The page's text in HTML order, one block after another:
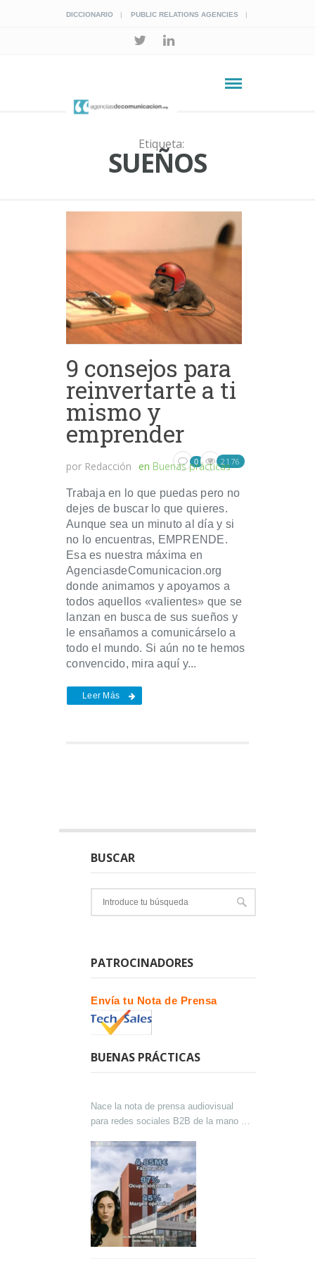
DICCIONARIO PUBLIC RELATIONS AGENCIES
Etiqueta:
SUEÑOS
9 consejos para
reinvertarte a ti
mismo y
emprender
por Redacción en Buenas prácticas
0 2176
Trabaja en lo que puedas pero no
dejes de buscar lo que quieres.
Aunque sea un minuto al día y si
no lo encuentras, EMPRENDE.
Esa es nuestra máxima en
AgenciasdeComunicacion.org
donde animamos y apoyamos a
todos aquellos «valientes» que se
lanzan en busca de sus sueños y
le ensañamos a comunicárselo a
todo el mundo. Si aún no te hemos
convencido, mira aquí y...
Leer Más
BUSCAR
PATROCINADORES
Envía tu Nota de Prensa
BUENAS PRÁCTICAS
Nace la nota de prensa audiovisual
para redes sociales B2B de la mano de